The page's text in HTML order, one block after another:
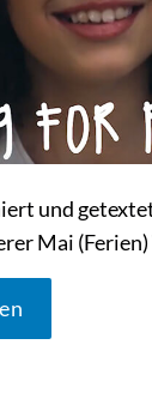
und
Mai